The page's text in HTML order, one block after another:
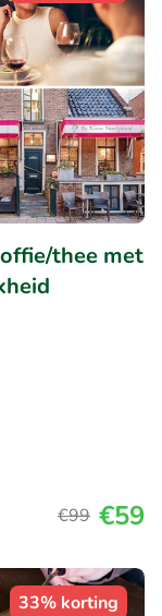
thee met
€99 €59
33% korting